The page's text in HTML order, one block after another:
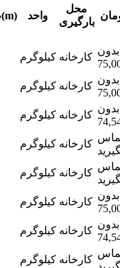
طول(m) واحد
محل
بارگیری
کیلوگرم کارخانه
بدون
کیلوگرم کارخانه
بدون
کیلوگرم کارخانه
بدون
کیلوگرم کارخانه
کیلوگرم کارخانه
کیلوگرم کارخانه
بدون
کیلوگرم کارخانه
بدون
کیلوگرم کارخانه